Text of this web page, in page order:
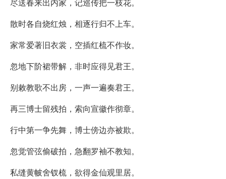
尽送春来出内家，记巡传把一枝花。
散时各自烧红烛，相逐行归不上车。
家常爱著旧衣裳，空插红梳不作妆。
忽地下阶裙带解，非时应得见君王。
别敕教歌不出房，一声一遍奏君王。
再三博士留残拍，索向宣徽作彻章。
行中第一争先舞，博士傍边亦被欺。
忽觉管弦偷破拍，急翻罗袖不教知。
私缝黄帔舍钗梳，欲得金仙观里居。